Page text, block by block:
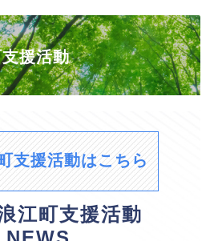
援活動
支援活動はこちら
江町支援活動